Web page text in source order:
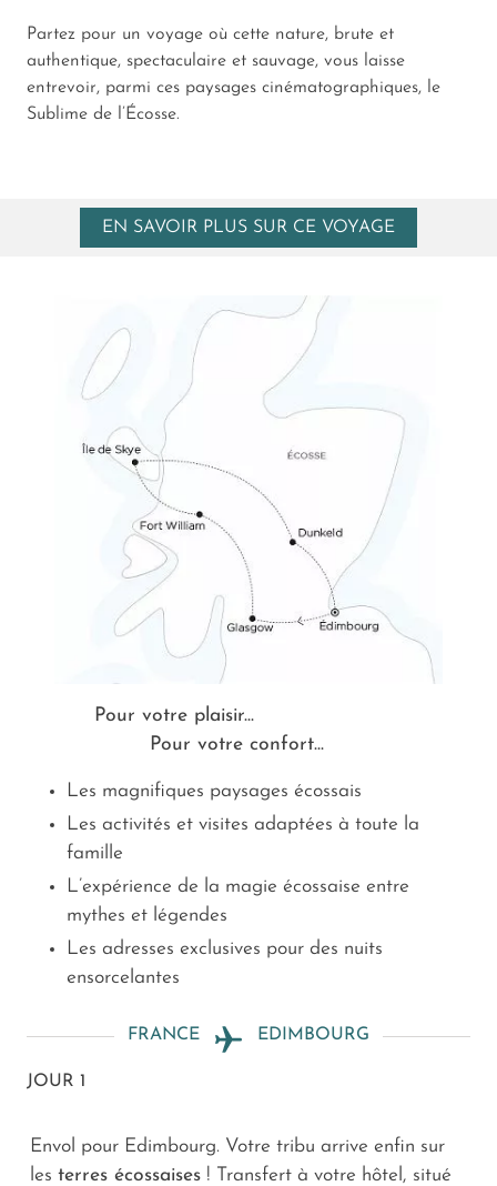
Partez pour un voyage où cette nature, brute et
authentique, spectaculaire et sauvage, vous laisse
entrevoir, parmi ces paysages cinématographiques, le
Sublime de l’Écosse.
EN SAVOIR PLUS SUR CE VOYAGE
Pour votre plaisir...
Pour votre confort...
Les magnifiques paysages écossais
Les activités et visites adaptées à toute la
famille
L’expérience de la magie écossaise entre
mythes et légendes
Les adresses exclusives pour des nuits
ensorcelantes
FRANCE EDIMBOURG
JOUR 1
Envol pour Edimbourg. Votre tribu arrive enfin sur
les terres écossaises ! Transfert à votre hôtel, situé